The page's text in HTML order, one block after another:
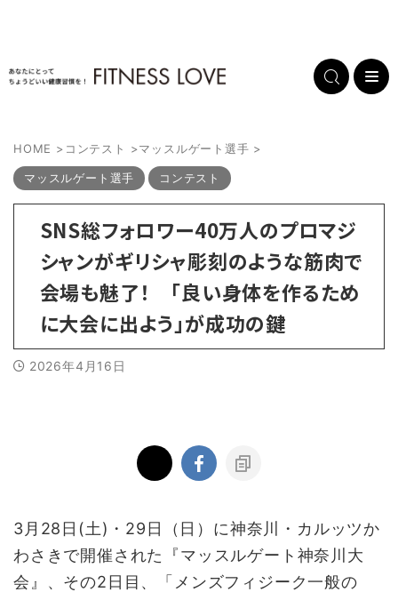
HOME > コンテスト >マッスルゲート選手 >
マッスルゲート選手 コンテスト
SNS総フォロワー40万人のプロマジ
シャンがギリシャ彫刻のような筋肉で
会場も魅了！ 「良い身体を作るため
に大会に出よう」が成功の鍵
2026年4月16日
3月28日(土)・29日（日）に神奈川・カルッツか
わさきで開催された『マッスルゲート神奈川大
会』、その2日目、「メンズフィジーク一般の